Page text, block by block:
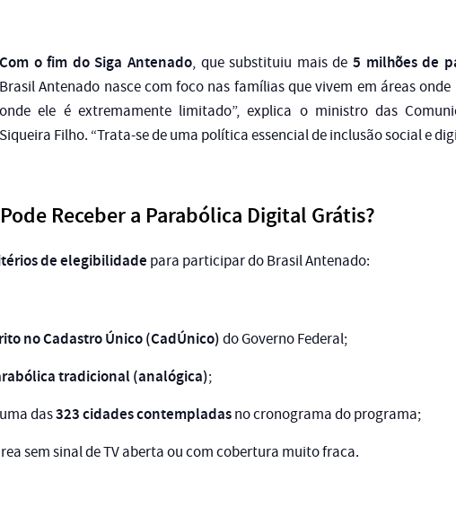
Com o fim do Siga Antenado, que substituiu mais de 5 milhões de
Brasil Antenado nasce com foco nas famílias que vivem em áreas onde
onde ele é extremamente limitado”, explica o ministro das
Siqueira Filho. “Trata-se de uma política essencial de inclusão social e
Receber a Parabólica Digital Grátis?
de elegibilidade para participar do Brasil Antenado:
no Cadastro Único (CadÚnico)do Governo Federal;
tradicional (analógica);
das323 cidades contempladasno cronograma do programa;
sem sinal de TV aberta ou com cobertura muito fraca.